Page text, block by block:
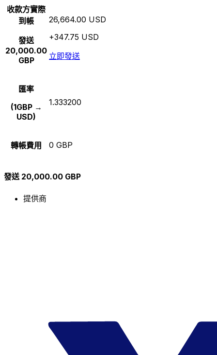
收款方實際
到帳
發送
20,000.00
GBP
26,664.00 USD
+347.75 USD
立即發送
匯率
(1GBP →
USD)
1.333200
轉帳費用 0 GBP
發送 20,000.00 GBP
提供商